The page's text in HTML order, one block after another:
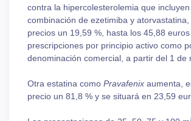
contra la hipercolesterolemia que incluyen
combinación de ezetimiba y
precios un 19,59 %, hasta los 45,88
prescripciones por principio activo como
denominación comercial, a partir del 1 de
Otra estatina como Pravafenix aumenta,
precio un 81,8 % y se situará en 23,59